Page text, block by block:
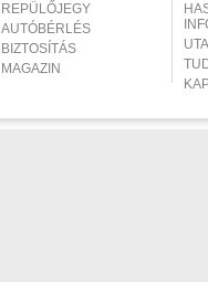
REPÜLŐJEGY
AUTÓBÉRLÉS
BIZTOSÍTÁS
MAGAZIN